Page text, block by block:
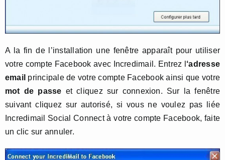
A la fin de l’installation une fenêtre apparaît pour utiliser
votre compte Facebook avec Incredimail. Entrez l ‘adresse
email principale de votre compte Facebook ainsi que votre
mot de passe et cliquez sur connexion. Sur la fenêtre
suivant cliquez sur autorisé, si vous ne voulez pas liée
Incredimail Social Connect à votre compte Facebook, faite
un clic sur annuler.